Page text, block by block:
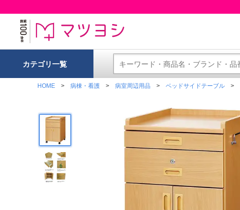
カテゴリ一覧
HOME 病棟・看護 病室周辺用品 ベッドサイドテーブル